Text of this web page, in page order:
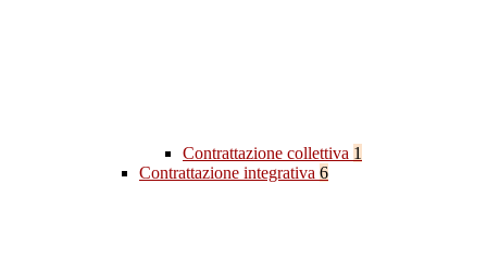
Contrattazione collettiva 1
Contrattazione integrativa 6